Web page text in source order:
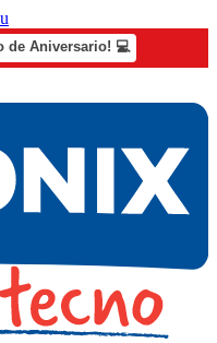
de Aniversario! 💻